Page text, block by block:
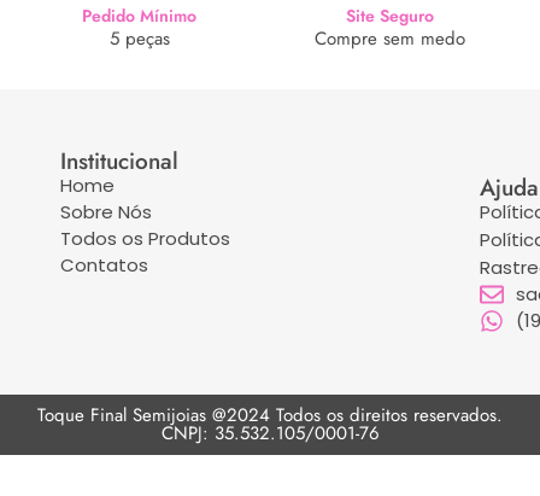
Pedido Mínimo
5 peças
Site Seguro
Compre sem medo
Institucional
Home
Sobre Nós
Todos os Produtos
Contatos
Ajuda
Toque Final Semijoias @2024 Todos os direitos reservados.
CNPJ: 35.532.105/0001-76